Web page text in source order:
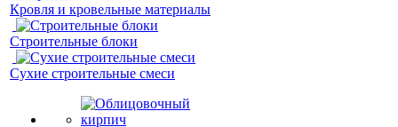
Кровля и кровельные материалы
Строительные блоки
Сухие строительные смеси